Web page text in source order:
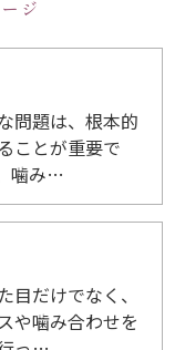
ジ
問題は、根本的
ことが重要で
噛み…
目だけでなく、
や噛み合わせを